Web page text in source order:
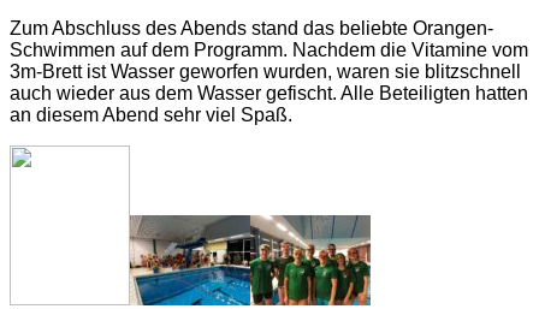
Zum Abschluss des Abends stand das beliebte Orangen-
Schwimmen auf dem Programm. Nachdem die Vitamine vom
3m-Brett ist Wasser geworfen wurden, waren sie blitzschnell
auch wieder aus dem Wasser gefischt. Alle Beteiligten hatten
an diesem Abend sehr viel Spaß.